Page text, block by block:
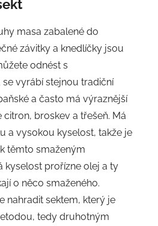
masa zabalené do
závitky a knedlíčky jsou
odnést s
vyrábí stejnou tradiční
a často má výraznější
broskev a třešeň. Má
a vysokou kyselost, takže je
těmto smaženým
kyselost prořízne olej a ty
o něco smaženého.
nahradit sektem, který je
tedy druhotným